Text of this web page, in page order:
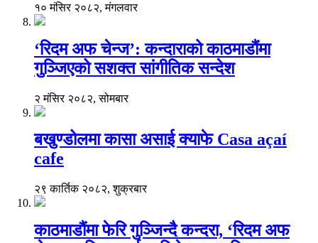
१० मंसिर २०८२, मंगलवार
‘रिदम अफ चेन्ज’: कन्दाराको काठमाडौंमा
गुञ्जिएको सशक्त सांगीतिक सन्देश
२ मंसिर २०८२, सोमबार
बखुण्डोलमा कासा असाई क्याफे Casa açaí
cafe
२९ कार्तिक २०८२, शुक्रबार
काठमाडौंमा फेरि गुञ्जिन्दै कन्दरा, ‘रिदम अफ